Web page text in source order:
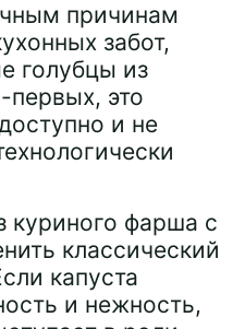
причинам
забот,
голубцы из
это
и не
куриного фарша с
классический
капуста
и нежность,